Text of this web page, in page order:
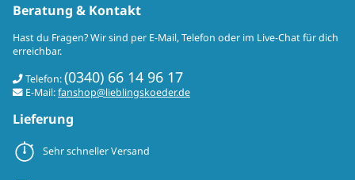
Beratung & Kontakt
Hast du Fragen? Wir sind per E-Mail, Telefon oder im Live-Chat für dich
erreichbar.
Telefon:(0340) 66 14 96 17
E-Mail:fanshop@lieblingskoeder.de
Lieferung
Sehr schneller Versand